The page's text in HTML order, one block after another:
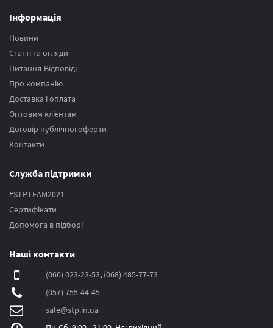
Інформація
Новини
Статті та огляди
Питання-Відповіді
Про компанію
Доставка і оплата
Оптовим клієнтам
Договір публічної оферти
Контакти
Служба підтримки
#STPTEAM2021
Сертифікати
Допомога в підборі
Наші контакти
(066) 023-23-53, (068) 485-77-73
(057) 755-44-45
sale@stp.in.ua